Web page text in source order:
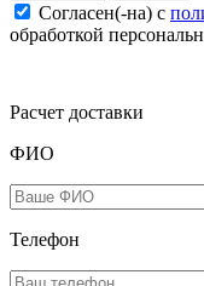
Согласен(-на) c
обработкой
Расчет доставки
ФИО
Телефон